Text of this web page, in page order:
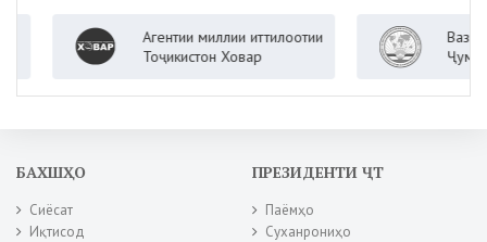
Агентии миллии иттилоотии
Тоҷикистон Ховар
Вазорати
Ҷумҳурии
БАХШҲО
Сиёсат
Иқтисод
ПРЕЗИДЕНТИ ҶТ
Паёмҳо
Суханрониҳо